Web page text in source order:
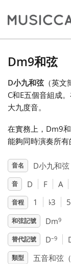
Български
English
Español
Dm9和弦
D小九和弦 （英
C和E五個音組成
大九度音。
在實務上，Dm9
能夠同時演奏所有
音名 D小九和弦
音 D F A
音程 1 ♭3 5
和弦記號 Dm9
替代記號 D–9
類型 五音和弦